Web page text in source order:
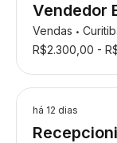
Vendedor
Vendas •
R$2.300,00 -
há 12 dias